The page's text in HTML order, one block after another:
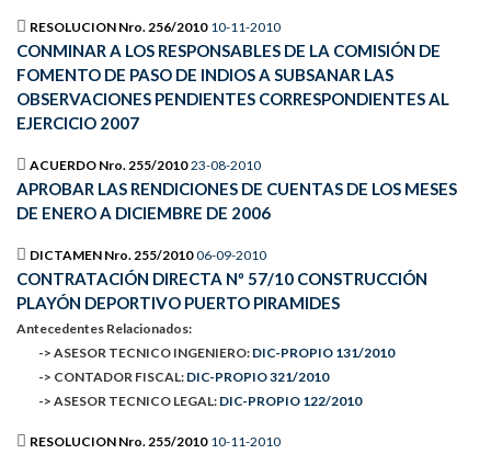
RESOLUCION Nro. 256/2010 10-11-2010
CONMINAR A LOS RESPONSABLES DE LA COMISIÓN DE
FOMENTO DE PASO DE INDIOS A SUBSANAR LAS
OBSERVACIONES PENDIENTES CORRESPONDIENTES AL
EJERCICIO 2007
ACUERDO Nro. 255/2010 23-08-2010
APROBAR LAS RENDICIONES DE CUENTAS DE LOS MESES
DE ENERO A DICIEMBRE DE 2006
DICTAMEN Nro. 255/2010 06-09-2010
CONTRATACIÓN DIRECTA Nº 57/10 CONSTRUCCIÓN
PLAYÓN DEPORTIVO PUERTO PIRAMIDES
Antecedentes Relacionados:
-> ASESOR TECNICO INGENIERO: DIC-PROPIO 131/2010
-> CONTADOR FISCAL: DIC-PROPIO 321/2010
-> ASESOR TECNICO LEGAL: DIC-PROPIO 122/2010
RESOLUCION Nro. 255/2010 10-11-2010